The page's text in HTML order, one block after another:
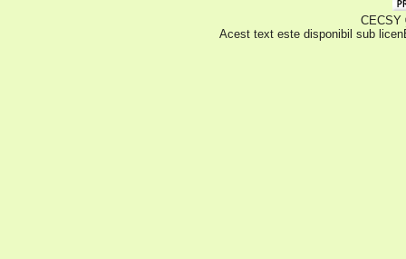
CECSY
Acest text este disponibil sub